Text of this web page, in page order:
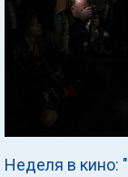
Неделя в кино: